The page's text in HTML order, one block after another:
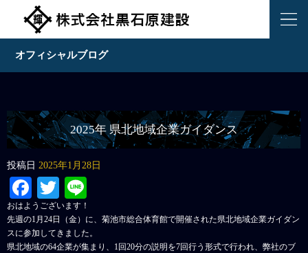
オフィシャルブログ
2025年 県北地域企業ガイダンス
投稿日 2025年1月28日
Facebook
Twitter
おはようございます！
先週の1月24日（金）に、菊池市総合体育館で開催された県北地域企業ガイダン
スに参加してきました。
県北地域の64企業が集まり、1回20分の説明を7回行う形式で行われ、弊社のブ